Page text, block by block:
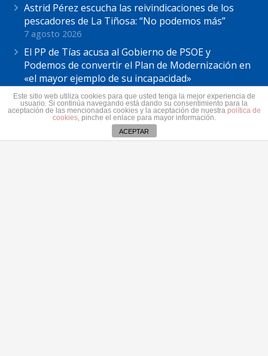
Astrid Pérez escucha las reivindicaciones de los
pescadores de La Tiñosa: “No podemos más”
7 agosto 2026
El PP de Tías acusa al Gobierno de PSOE y
Podemos de convertir el Plan de Modernización en
«el mayor ejemplo de su incapacidad»
7 agosto 2026
Astrid Pérez: “Lanzarote y toda Canarias se
solidariza con Ceuta: España no puede seguir sin
una política migratoria de Estado”
Este sitio web utiliza cookies para que usted tenga la mejor experiencia de
usuario. Si continúa navegando está dando su consentimiento para la
aceptación de las mencionadas cookies y la aceptación de nuestra política de
cookies, pinche el enlace para mayor información.
ACEPTAR